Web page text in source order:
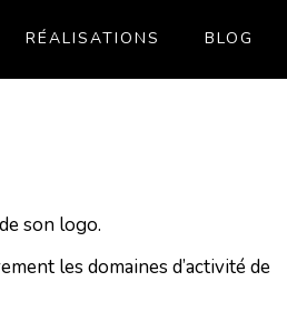
RÉALISATIONS BLOG
son logo.
les domaines d’activité de